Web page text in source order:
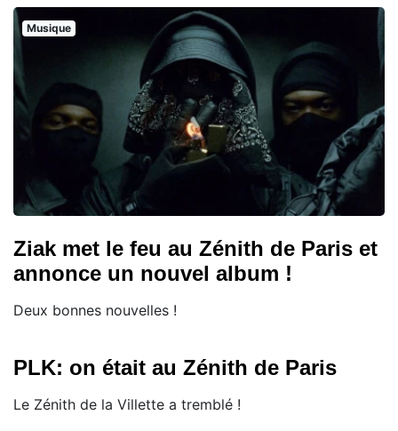
Musique
Ziak met le feu au Zénith de Paris et
annonce un nouvel album !
Deux bonnes nouvelles !
PLK: on était au Zénith de Paris
Le Zénith de la Villette a tremblé !